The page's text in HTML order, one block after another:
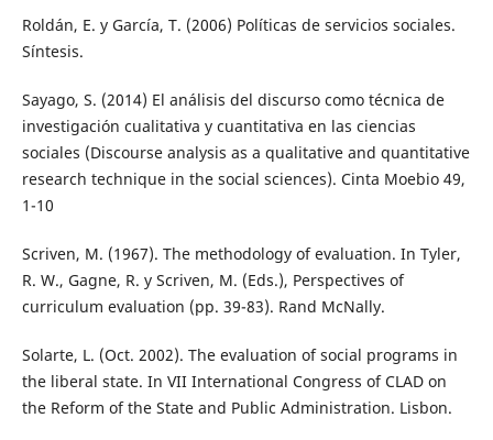
Roldán, E. y García, T. (2006) Políticas de servicios sociales.
Síntesis.
Sayago, S. (2014) El análisis del discurso como técnica de
investigación cualitativa y cuantitativa en las ciencias
sociales (Discourse analysis as a qualitative and quantitative
research technique in the social sciences). Cinta Moebio 49,
1-10
Scriven, M. (1967). The methodology of evaluation. In Tyler,
R. W., Gagne, R. y Scriven, M. (Eds.), Perspectives of
curriculum evaluation (pp. 39-83). Rand McNally.
Solarte, L. (Oct. 2002). The evaluation of social programs in
the liberal state. In VII International Congress of CLAD on
the Reform of the State and Public Administration. Lisbon.